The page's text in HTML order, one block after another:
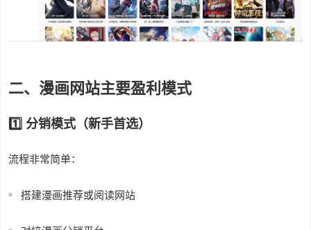
二、漫画网站主要盈利模式
1️⃣ 分销模式（新手首选）
流程非常简单：
搭建漫画推荐或阅读网站